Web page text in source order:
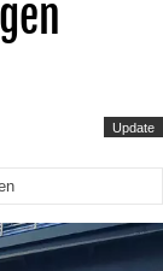
Update